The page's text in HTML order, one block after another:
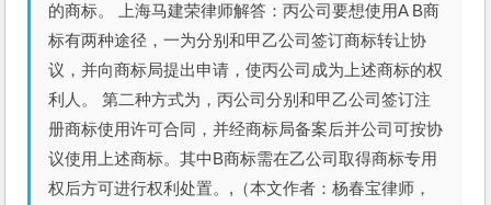
的商标。 上海马建荣律师解答：丙公司要想使用A B商
标有两种途径，一为分别和甲乙公司签订商标转让协
议，并向商标局提出申请，使丙公司成为上述商标的权
利人。 第二种方式为，丙公司分别和甲乙公司签订注
册商标使用许可合同，并经商标局备案后并公司可按协
议使用上述商标。其中B商标需在乙公司取得商标专用
权后方可进行权利处置。,（本文作者：杨春宝律师，